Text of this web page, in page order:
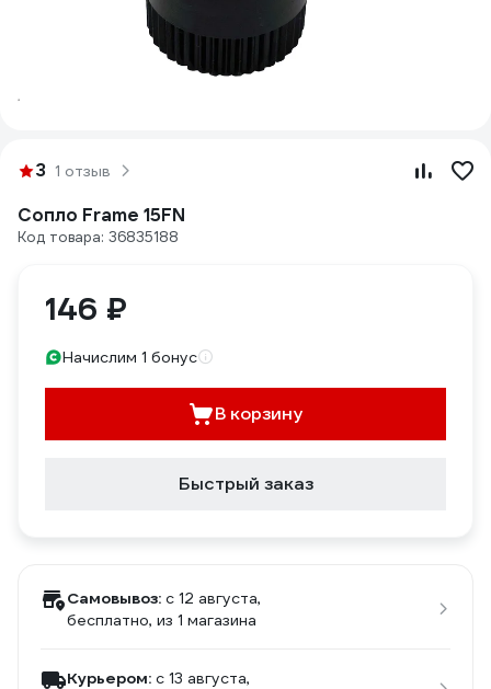
3 1 отзыв
Сопло Frame 15FN
Код товара: 36835188
146 ₽
Начислим 1 бонус
В корзину
Быстрый заказ
Самовывоз: c 12 августа,
бесплатно, из 1 магазина
Курьером: c 13 августа,